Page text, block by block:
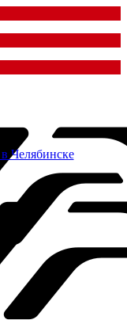
Челябинске